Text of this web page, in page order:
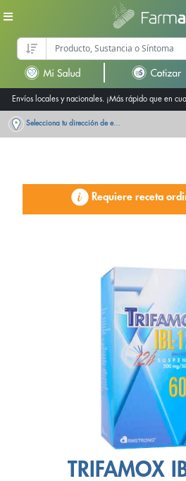
Envíos locales y nacionales. ¡Más rápido que en
Selecciona tu dirección de entrega
Requiere receta
TRIFAMOX